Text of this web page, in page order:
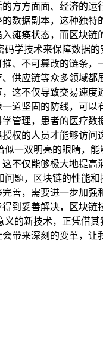
方面面、经济的
数据副本，这种独
痪状态，而区块
学技术来保障数据
、不可篡改的链条
应链等众多领域
这不仅导致交易速
坚固的防线，可
理，患者的医疗
权的人员才能够访
一双明亮的眼睛，
不仅能够极大地提
问题，区块链的性能
善，需要进一步加
妥善解决，区块
的新技术，正凭借
带来深刻的变革，让